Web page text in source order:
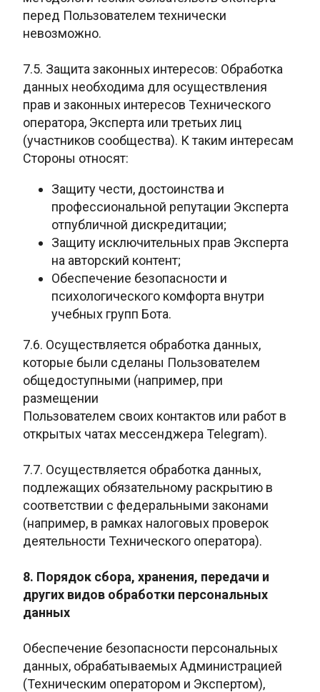
перед Пользователем технически
невозможно.
7.5. Защита законных интересов: Обработка
данных необходима для осуществления
прав и законных интересов Технического
оператора, Эксперта или третьих лиц
(участников сообщества). К таким интересам
Стороны относят:
Защиту чести, достоинства и
профессиональной репутации Эксперта
отпубличной дискредитации;
Защиту исключительных прав Эксперта
на авторский контент;
Обеспечение безопасности и
психологического комфорта внутри
учебных групп Бота.
7.6. Осуществляется обработка данных,
которые были сделаны Пользователем
общедоступными (например, при
размещении
Пользователем своих контактов или работ в
открытых чатах мессенджера Telegram).
7.7. Осуществляется обработка данных,
подлежащих обязательному раскрытию в
соответствии с федеральными законами
(например, в рамках налоговых проверок
деятельности Технического оператора).
8. Порядок сбора, хранения, передачи и
других видов обработки персональных
данных
Обеспечение безопасности персональных
данных, обрабатываемых Администрацией
(Техническим оператором и Экспертом),